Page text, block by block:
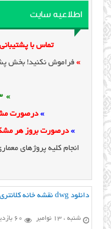
اطلاعیه سایت
تماس با
» فراموش نکنید! بخش
» 0916-891-1243
» درصورت
» درصورت بروز هر
انجام کلیه پروژهای
دانلود dwg نقشه خانه کلانتری-پلان اتوکد خانه و باغ کلانتری تبریز
شنبه ، 13 نوامبر 60 بازدید